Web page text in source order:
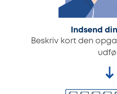
Indsend
Beskriv kort den